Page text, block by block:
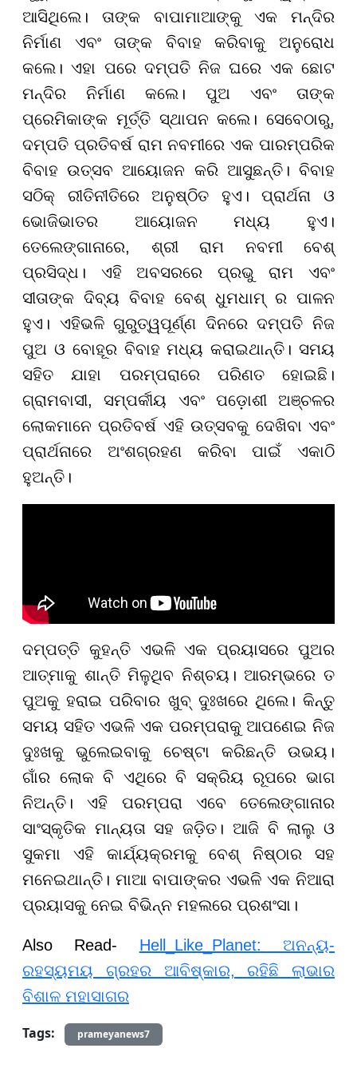
ଆସିଥିଲେ। ତାଙ୍କ ବାପାମାଆଙ୍କୁ ଏକ ମନ୍ଦିର
ନିର୍ମାଣ ଏବଂ ତାଙ୍କ ବିବାହ କରିବାକୁ ଅନୁରୋଧ
କଲେ। ଏହା ପରେ ଦମ୍ପତି ନିଜ ଘରେ ଏକ ଛୋଟ
ମନ୍ଦିର ନିର୍ମାଣ କଲେ। ପୁଅ ଏବଂ ତାଙ୍କ
ପ୍ରେମିକାଙ୍କ ମୂର୍ତ୍ତି ସ୍ଥାପନ କଲେ। ସେବେଠାରୁ,
ଦମ୍ପତି ପ୍ରତିବର୍ଷ ରାମ ନବମୀରେ ଏକ ପାରମ୍ପରିକ
ବିବାହ ଉତ୍ସବ ଆୟୋଜନ କରି ଆସୁଛନ୍ତି। ବିବାହ
ସଠିକ୍ ରୀତିନୀତିରେ ଅନୁଷ୍ଠିତ ହୁଏ। ପ୍ରାର୍ଥନା ଓ
ଭୋଜିଭାତର ଆୟୋଜନ ମଧ୍ୟ ହୁଏ।
ତେଲେଙ୍ଗାନାରେ, ଶ୍ରୀ ରାମ ନବମୀ ବେଶ୍
ପ୍ରସିଦ୍ଧ। ଏହି ଅବସରରେ ପ୍ରଭୁ ରାମ ଏବଂ
ସୀତାଙ୍କ ଦିବ୍ୟ ବିବାହ ବେଶ୍ ଧୁମଧାମ୍ ର ପାଳନ
ହୁଏ। ଏହିଭଳି ଗୁରୁତ୍ୱପୂର୍ଣ୍ଣ ଦିନରେ ଦମ୍ପତି ନିଜ
ପୁଅ ଓ ବୋହୂର ବିବାହ ମଧ୍ୟ କରାଇଥାନ୍ତି। ସମୟ
ସହିତ ଯାହା ପରମ୍ପରାରେ ପରିଣତ ହୋଇଛି।
ଗ୍ରାମବାସୀ, ସମ୍ପର୍କୀୟ ଏବଂ ପଡ଼ୋଶୀ ଅଞ୍ଚଳର
ଲୋକମାନେ ପ୍ରତିବର୍ଷ ଏହି ଉତ୍ସବକୁ ଦେଖିବା ଏବଂ
ପ୍ରାର୍ଥନାରେ ଅଂଶଗ୍ରହଣ କରିବା ପାଇଁ ଏକାଠି
ହୁଅନ୍ତି।
​​​​​​​ଦମ୍ପତ୍ତି କୁହନ୍ତି ଏଭଳି ଏକ ପ୍ରୟାସରେ ପୁଅର
ଆତ୍ମାକୁ ଶାନ୍ତି ମିଳୁଥିବ ନିଶ୍ଚୟ। ଆରମ୍ଭରେ ତ
ପୁଅକୁ ହରାଇ ପରିବାର ଖୁବ୍ ଦୁଃଖରେ ଥିଲେ। କିନ୍ତୁ
ସମୟ ସହିତ ଏଭଳି ଏକ ପରମ୍ପରାକୁ ଆପଣେଇ ନିଜ
ଦୁଃଖକୁ ଭୁଲେଇବାକୁ ଚେଷ୍ଟା କରିଛନ୍ତି ଉଭୟ।
ଗାଁର ଲୋକ ବି ଏଥିରେ ବି ସକ୍ରିୟ ରୂପରେ ଭାଗ
ନିଅନ୍ତି। ଏହି ପରମ୍ପରା ଏବେ ତେଲେଙ୍ଗାନାର
ସାଂସ୍କୃତିକ ମାନ୍ୟତା ସହ ଜଡ଼ିତ। ଆଜି ବି ଲାଲୁ ଓ
ସୁକମା ଏହି କାର୍ଯ୍ୟକ୍ରମକୁ ବେଶ୍ ନିଷ୍ଠାର ସହ
ମନେଇଥାନ୍ତି। ମାଆ ବାପାଙ୍କର ଏଭଳି ଏକ ନିଆରା
ପ୍ରୟାସକୁ ନେଇ ବିଭିନ୍ନ ମହଲରେ ପ୍ରଶଂସା।
Also Read- Hell_Like_Planet: ଅନନ୍ୟ-
ରହସ୍ୟମୟ ଗ୍ରହର ଆବିଷ୍କାର, ରହିଛି ଲାଭାର
ବିଶାଳ ମହାସାଗର
Tags: prameyanews7